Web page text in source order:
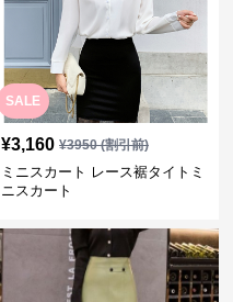
SALE
¥3,160 ¥3950(割引前)
ミニスカート レース裾タイトミ
ニスカート